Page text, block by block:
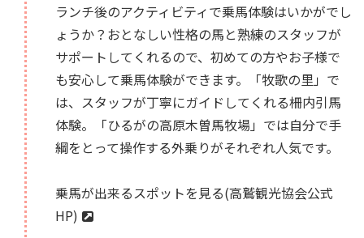
ランチ後のアクティビティで乗馬体験はいかがでし
ょうか？おとなしい性格の馬と熟練のスタッフが
サポートしてくれるので、初めての方やお子様で
も安心して乗馬体験ができます。「牧歌の里」で
は、スタッフが丁寧にガイドしてくれる柵内引馬
体験。「ひるがの高原木曽馬牧場」では自分で手
綱をとって操作する外乗りがそれぞれ人気です。
乗馬が出来るスポットを見る(高鷲観光協会公式
HP)